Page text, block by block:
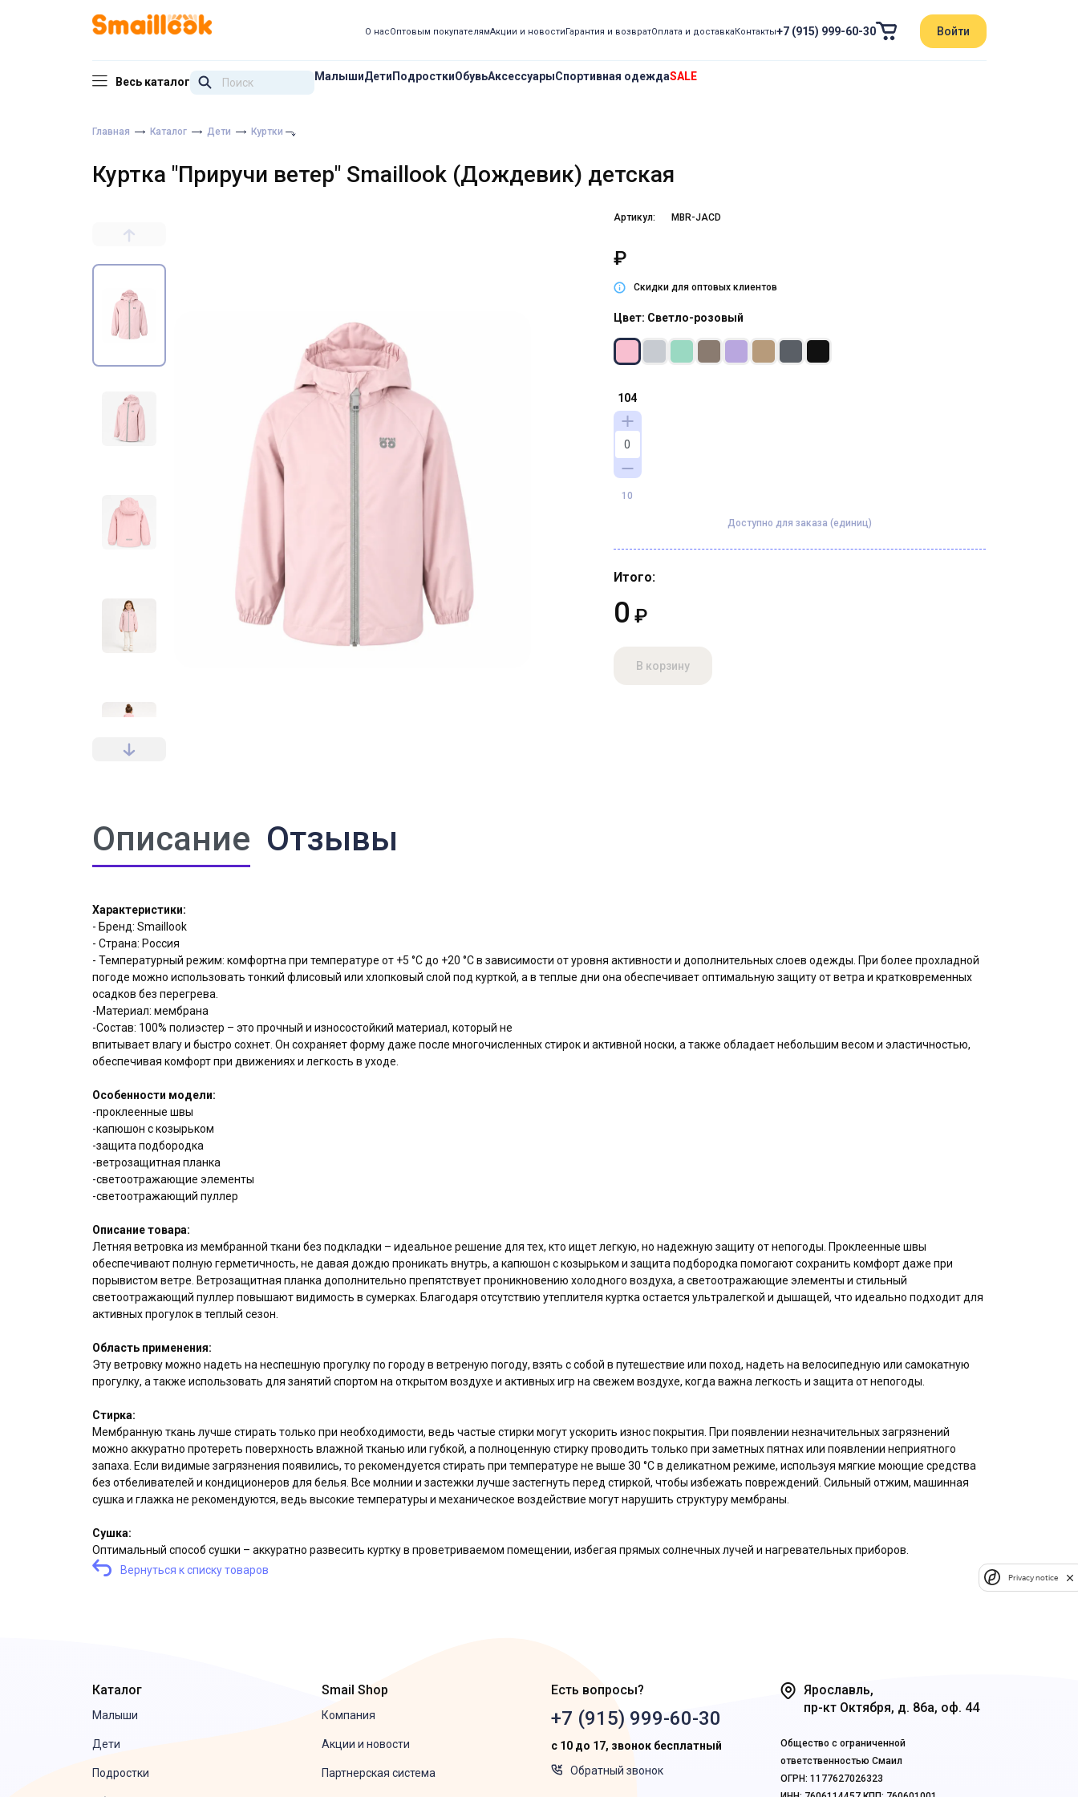
О насОптовым покупателямАкции и новостиГарантия и возвратОплата и доставкаКонтакты+7 (915) 999-60-30 Войти
Весь каталог МалышиДети ПодросткиОбувьАксессуарыСпортивная одеждаSALE
Главная Каталог Дети Куртки
Куртка "Приручи ветер" Smaillook (Дождевик) детская
Артикул: MBR-JACD
₽
Скидки для оптовых клиентов
Цвет: Светло-розовый
104
10
Доступно для заказа (единиц)
Итого:
0 ₽
В корзину
Описание Отзывы
Характеристики:
- Бренд: Smaillook
- Страна: Россия
- Температурный режим: комфортна при температуре от +5 °C до +20 °C в зависимости от уровня активности и дополнительных слоев одежды. При более прохладной
погоде можно использовать тонкий флисовый или хлопковый слой под курткой, а в теплые дни она обеспечивает оптимальную защиту от ветра и кратковременных
осадков без перегрева.
-Материал: мембрана
-Состав: 100% полиэстер – это прочный и износостойкий материал, который не
впитывает влагу и быстро сохнет. Он сохраняет форму даже после многочисленных стирок и активной носки, а также обладает небольшим весом и эластичностью,
обеспечивая комфорт при движениях и легкость в уходе.
Особенности модели:
-проклеенные швы
-капюшон с козырьком
-защита подбородка
-ветрозащитная планка
-светоотражающие элементы
-светоотражающий пуллер
Описание товара:
Летняя ветровка из мембранной ткани без подкладки – идеальное решение для тех, кто ищет легкую, но надежную защиту от непогоды. Проклеенные швы
обеспечивают полную герметичность, не давая дождю проникать внутрь, а капюшон с козырьком и защита подбородка помогают сохранить комфорт даже при
порывистом ветре. Ветрозащитная планка дополнительно препятствует проникновению холодного воздуха, а светоотражающие элементы и стильный
светоотражающий пуллер повышают видимость в сумерках. Благодаря отсутствию утеплителя куртка остается ультралегкой и дышащей, что идеально подходит для
активных прогулок в теплый сезон.
Область применения:
Эту ветровку можно надеть на неспешную прогулку по городу в ветреную погоду, взять с собой в путешествие или поход, надеть на велосипедную или самокатную
прогулку, а также использовать для занятий спортом на открытом воздухе и активных игр на свежем воздухе, когда важна легкость и защита от непогоды.
Стирка:
Мембранную ткань лучше стирать только при необходимости, ведь частые стирки могут ускорить износ покрытия. При появлении незначительных загрязнений
можно аккуратно протереть поверхность влажной тканью или губкой, а полноценную стирку проводить только при заметных пятнах или появлении неприятного
запаха. Если видимые загрязнения появились, то рекомендуется стирать при температуре не выше 30 °C в деликатном режиме, используя мягкие моющие средства
без отбеливателей и кондиционеров для белья. Все молнии и застежки лучше застегнуть перед стиркой, чтобы избежать повреждений. Сильный отжим, машинная
сушка и глажка не рекомендуются, ведь высокие температуры и механическое воздействие могут нарушить структуру мембраны.
Сушка:
Оптимальный способ сушки – аккуратно развесить куртку в проветриваемом помещении, избегая прямых солнечных лучей и нагревательных приборов.
Вернуться к списку товаров
Каталог
Малыши
Дети
Подростки
Smail Shop
Компания
Акции и новости
Партнерская система
Есть вопросы?
+7 (915) 999-60-30
с 10 до 17, звонок бесплатный
Обратный звонок
Ярославль,
пр-кт Октября, д. 86а, оф. 44
Общество с ограниченной
ответственностью Смаил
ОГРН: 1177627026323
Privacy notice